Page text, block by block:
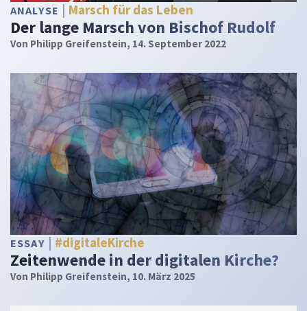
ANALYSE Marsch für das Leben
Der lange Marsch von Bischof Rudolf
Von Philipp Greifenstein, 14. September 2022
ESSAY #digitaleKirche
Zeitenwende in der digitalen Kirche?
Von Philipp Greifenstein, 10. März 2025